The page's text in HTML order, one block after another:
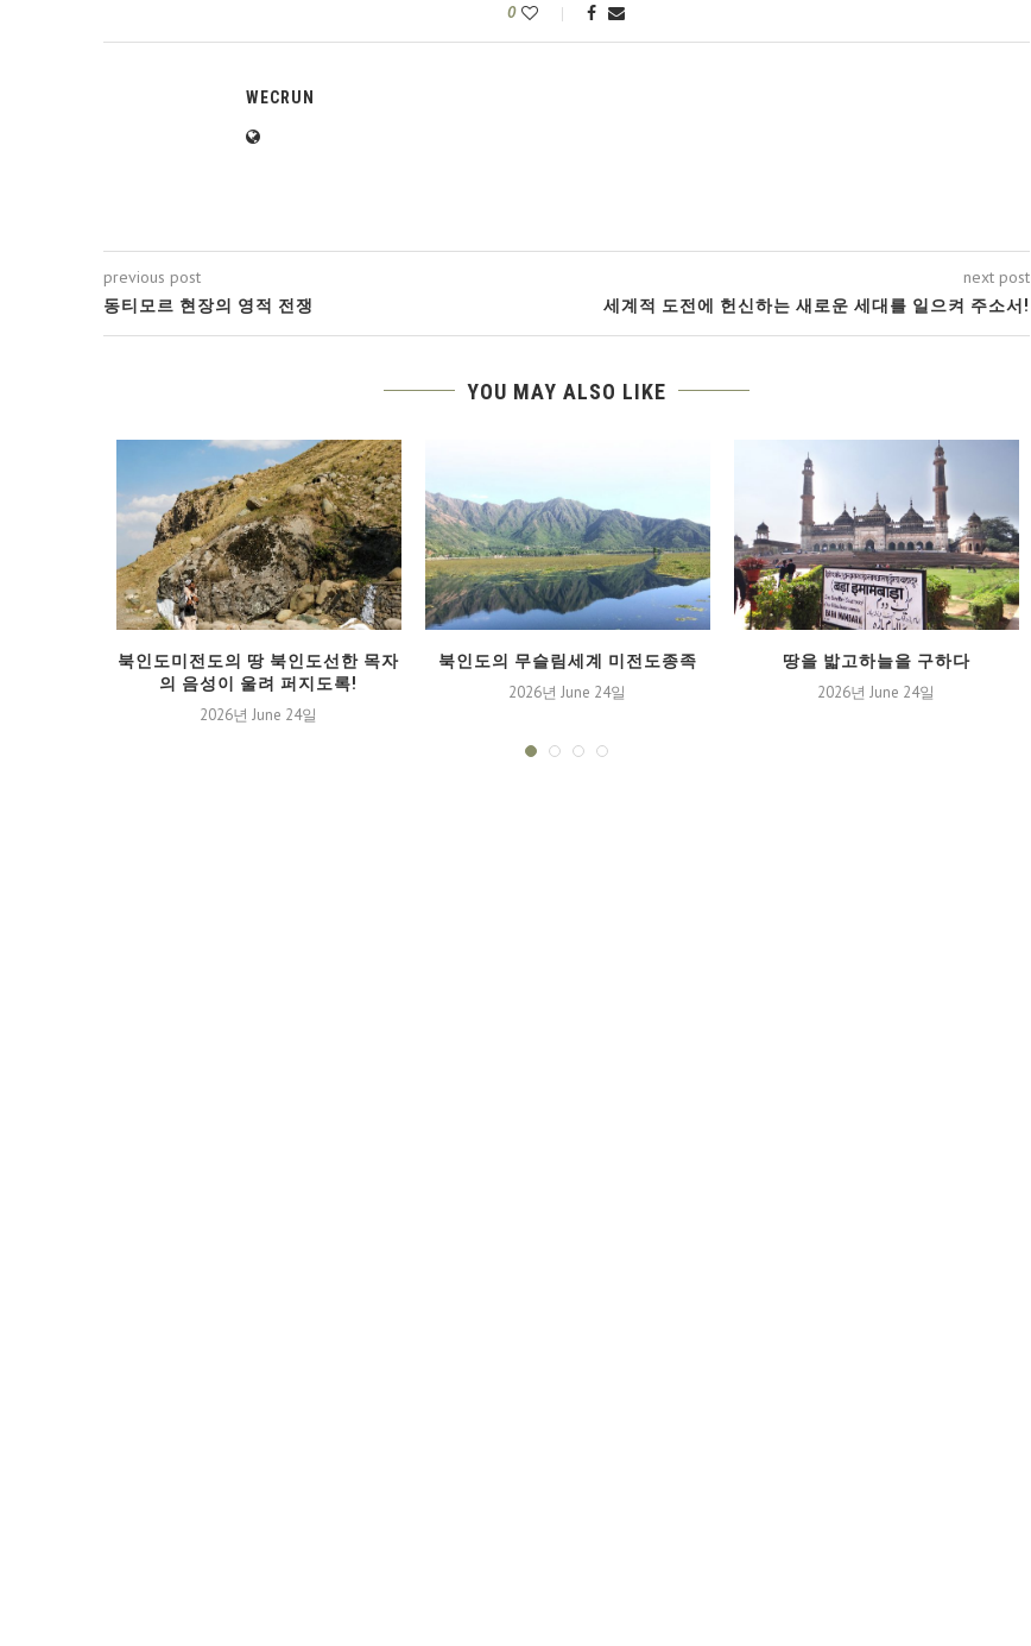
0
WECRUN
previous post
동티모르 현장의 영적 전쟁
next post
세계적 도전에 헌신하는 새로운 세대를 일으켜 주소서!
YOU MAY ALSO LIKE
북인도미전도의 땅 북인도선한 목자
의 음성이 울려 퍼지도록!
2026년 June 24일
북인도의 무슬림세계 미전도종족
2026년 June 24일
땅을 밟고하늘을 구하다
2026년 June 24일